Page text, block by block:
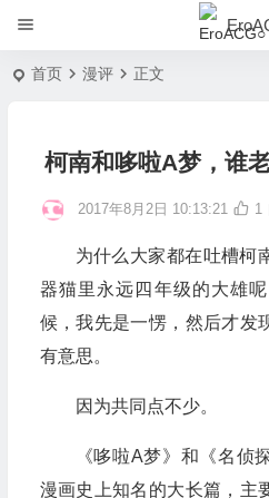
首页 漫评 正文
柯南和哆啦A梦，谁
2017年8月2日 10:13:21 1
为什么大家都在吐槽柯
器猫里永远四年级的大雄
候，我先是一愣，然后才发
有意思。
因为共同点不少。
《哆啦A梦》和《名侦
漫画史上知名的大长篇，主